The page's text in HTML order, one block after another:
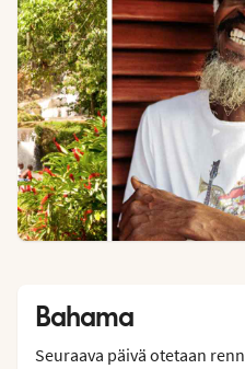
Bahama
Seuraava päivä otetaan